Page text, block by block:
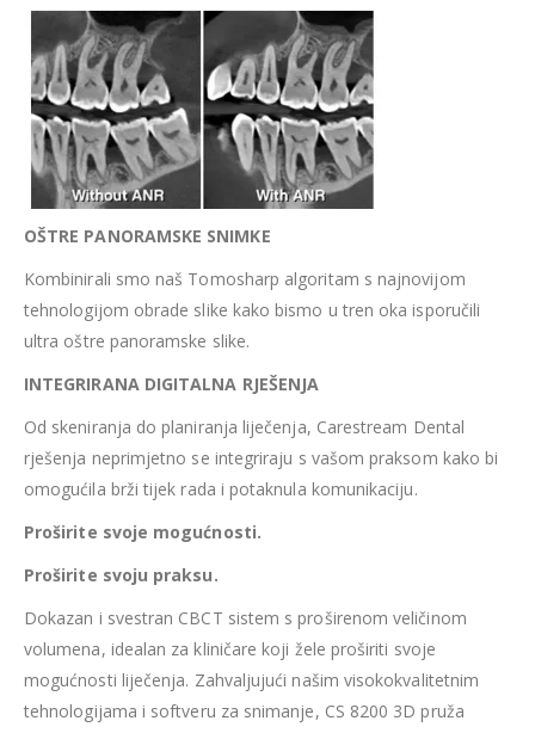
OŠTRE PANORAMSKE SNIMKE
Kombinirali smo naš Tomosharp algoritam s najnovijom
tehnologijom obrade slike kako bismo u tren oka isporučili
ultra oštre panoramske slike.
INTEGRIRANA DIGITALNA RJEŠENJA
Od skeniranja do planiranja liječenja, Carestream Dental
rješenja neprimjetno se integriraju s vašom praksom kako bi
omogućila brži tijek rada i potaknula komunikaciju.
Proširite svoje mogućnosti.
Proširite svoju praksu.
Dokazan i svestran CBCT sistem s proširenom veličinom
volumena, idealan za kliničare koji žele proširiti svoje
mogućnosti liječenja. Zahvaljujući našim visokokvalitetnim
tehnologijama i softveru za snimanje, CS 8200 3D pruža